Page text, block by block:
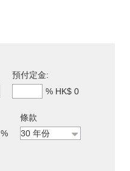
預付定金:
% HK$ 0
%
條款